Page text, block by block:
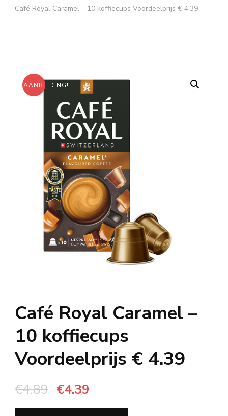
Café Royal Caramel – 10 koffiecups Voordeelprijs € 4.39
AANBIEDING!
Café Royal Caramel –
10 koffiecups
Voordeelprijs € 4.39
€4.89 Oorspronkelijke
prijs
€4.39
prijs